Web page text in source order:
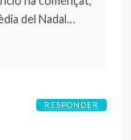
del Nadal…
RESPONDER